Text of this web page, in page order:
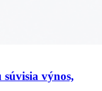
výnos,